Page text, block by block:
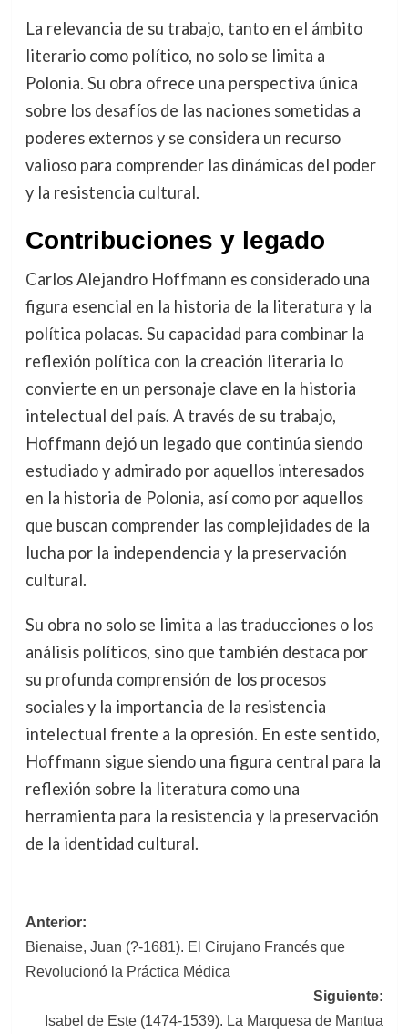
La relevancia de su trabajo, tanto en el ámbito
literario como político, no solo se limita a
Polonia. Su obra ofrece una perspectiva única
sobre los desafíos de las naciones sometidas a
poderes externos y se considera un recurso
valioso para comprender las dinámicas del poder
y la resistencia cultural.
Contribuciones y legado
Carlos Alejandro Hoffmann es considerado una
figura esencial en la historia de la literatura y la
política polacas. Su capacidad para combinar la
reflexión política con la creación literaria lo
convierte en un personaje clave en la historia
intelectual del país. A través de su trabajo,
Hoffmann dejó un legado que continúa siendo
estudiado y admirado por aquellos interesados
en la historia de Polonia, así como por aquellos
que buscan comprender las complejidades de la
lucha por la independencia y la preservación
cultural.
Su obra no solo se limita a las traducciones o los
análisis políticos, sino que también destaca por
su profunda comprensión de los procesos
sociales y la importancia de la resistencia
intelectual frente a la opresión. En este sentido,
Hoffmann sigue siendo una figura central para la
reflexión sobre la literatura como una
herramienta para la resistencia y la preservación
de la identidad cultural.
Navegación
de
Anterior:
Bienaise, Juan (?-1681). El Cirujano Francés que
Revolucionó la Práctica Médica
Siguiente:
Isabel de Este (1474-1539). La Marquesa de Mantua